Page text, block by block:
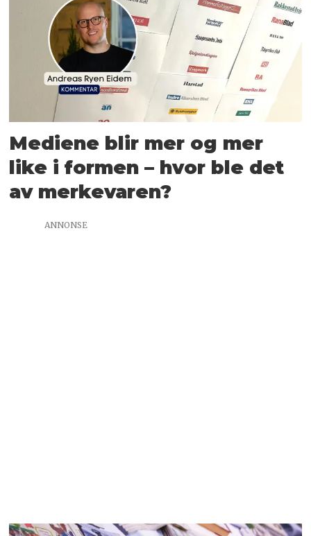
Me­di­e­ne blir mer og mer
like i for­men – hvor ble det
av mer­ke­va­ren?
ANNONSE